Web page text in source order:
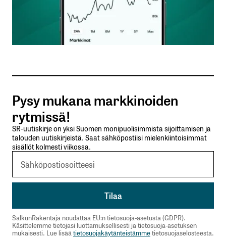
Nimesi tai nimimerkkisi
Sähköpostiosoitteesi
Tilaa SalkunRakentajan uutiskirje
Lähetä kommentti
Pysy mukana markkinoiden
rytmissä!
SR-uutiskirje on yksi Suomen monipuolisimmista sijoittamisen ja
talouden uutiskirjeistä. Saat sähköpostiisi mielenkiintoisimmat
sisällöt kolmesti viikossa.
SalkunRakentaja noudattaa EU:n tietosuoja-asetusta (GDPR).
Käsittelemme tietojasi luottamuksellisesti ja tietosuoja-asetuksen
mukaisesti. Lue lisäätietosuojakäytänteistämmetietosuojaselosteesta.